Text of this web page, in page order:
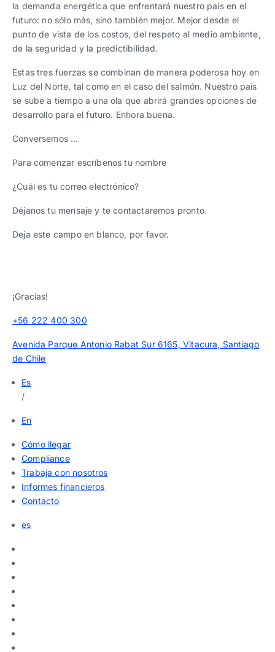
la demanda energética que enfrentará nuestro país en el
futuro: no sólo más, sino también mejor. Mejor desde el
punto de vista de los costos, del respeto al medio ambiente,
de la seguridad y la predictibilidad.
Estas tres fuerzas se combinan de manera poderosa hoy en
Luz del Norte, tal como en el caso del salmón. Nuestro país
se sube a tiempo a una ola que abrirá grandes opciones de
desarrollo para el futuro. Enhora buena.
Conversemos …
Para comenzar escríbenos tu nombre
¿Cuál es tu correo electrónico?
Déjanos tu mensaje y te contactaremos pronto.
Deja este campo en blanco, por favor.
¡Gracias!
+56 222 400 300
Avenida Parque Antonio Rabat Sur 6165, Vitacura, Santiago
de Chile
Es
/
En
Cómo llegar
Compliance
Trabaja con nosotros
Informes financieros
Contacto
es